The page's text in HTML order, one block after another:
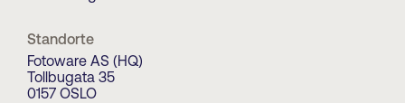
Standorte
Fotoware AS (HQ)
Tollbugata 35
0157 OSLO